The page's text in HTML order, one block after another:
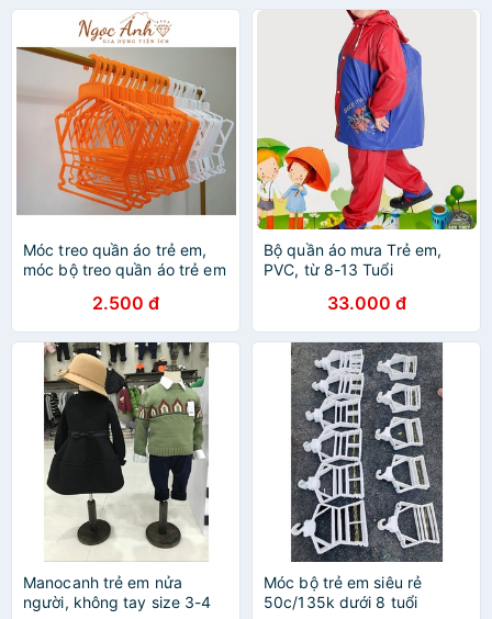
Móc treo quần áo trẻ em,
móc bộ treo quần áo trẻ em
treo bộ trẻ em không xoay
2.500 đ
Bộ quần áo mưa Trẻ em,
PVC, từ 8-13 Tuổi
33.000 đ
Manocanh trẻ em nửa
người, không tay size 3-4
Móc bộ trẻ em siêu rẻ
50c/135k dưới 8 tuổi